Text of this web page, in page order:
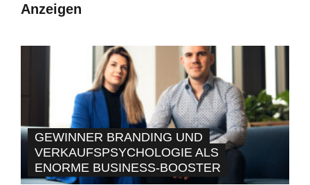
Anzeigen
GEWINNER BRANDING UND
VERKAUFSPSYCHOLOGIE ALS
ENORME BUSINESS-BOOSTER